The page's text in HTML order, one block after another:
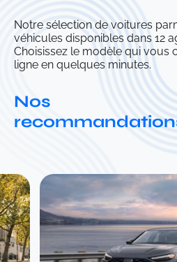
Notre sélection de voitures
véhicules disponibles dans 12
Choisissez le modèle qui vous
ligne en quelques minutes.
Nos